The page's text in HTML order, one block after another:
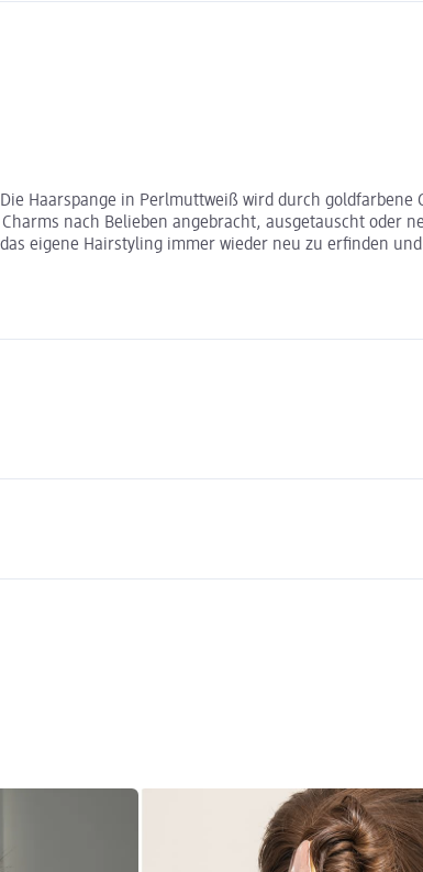
Haarspange in Perlmuttweiß wird durch goldfarbene
nach Belieben angebracht, ausgetauscht oder
eigene Hairstyling immer wieder neu zu erfinden